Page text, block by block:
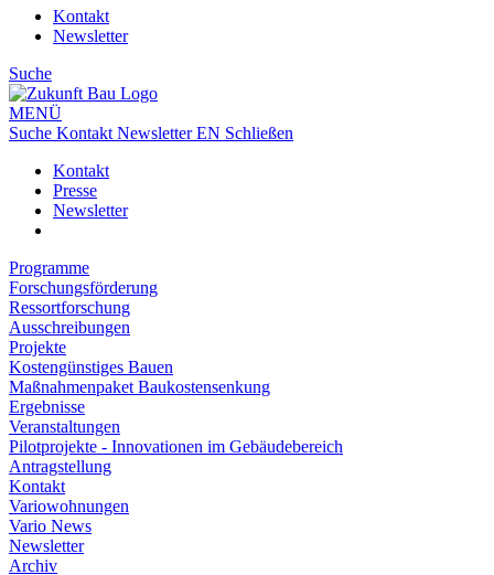
Kontakt
Newsletter
Suche
MENÜ
Suche Kontakt NewsletterEN Schließen
Kontakt
Presse
Newsletter
Programme
Forschungsförderung
Ressortforschung
Ausschreibungen
Projekte
Kostengünstiges Bauen
Maßnahmenpaket Baukostensenkung
Ergebnisse
Veranstaltungen
Pilotprojekte - Innovationen im Gebäudebereich
Antragstellung
Kontakt
Variowohnungen
Vario News
Newsletter
Archiv